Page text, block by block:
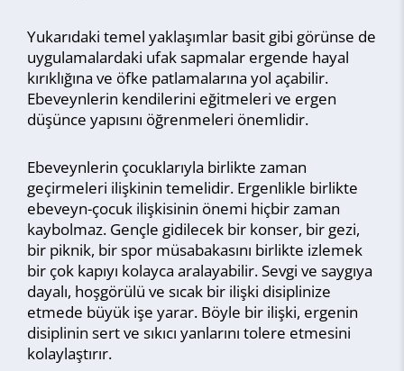
Yukarıdaki temel yaklaşımlar basit gibi görünse de
uygulamalardaki ufak sapmalar ergende hayal
kırıklığına ve öfke patlamalarına yol açabilir.
Ebeveynlerin kendilerini eğitmeleri ve ergen
düşünce yapısını öğrenmeleri önemlidir.
Ebeveynlerin çocuklarıyla birlikte zaman
geçirmeleri ilişkinin temelidir. Ergenlikle birlikte
ebeveyn-çocuk ilişkisinin önemi hiçbir zaman
kaybolmaz. Gençle gidilecek bir konser, bir gezi,
bir piknik, bir spor müsabakasını birlikte izlemek
bir çok kapıyı kolayca aralayabilir. Sevgi ve saygıya
dayalı, hoşgörülü ve sıcak bir ilişki disiplinize
etmede büyük işe yarar. Böyle bir ilişki, ergenin
disiplinin sert ve sıkıcı yanlarını tolere etmesini
kolaylaştırır.